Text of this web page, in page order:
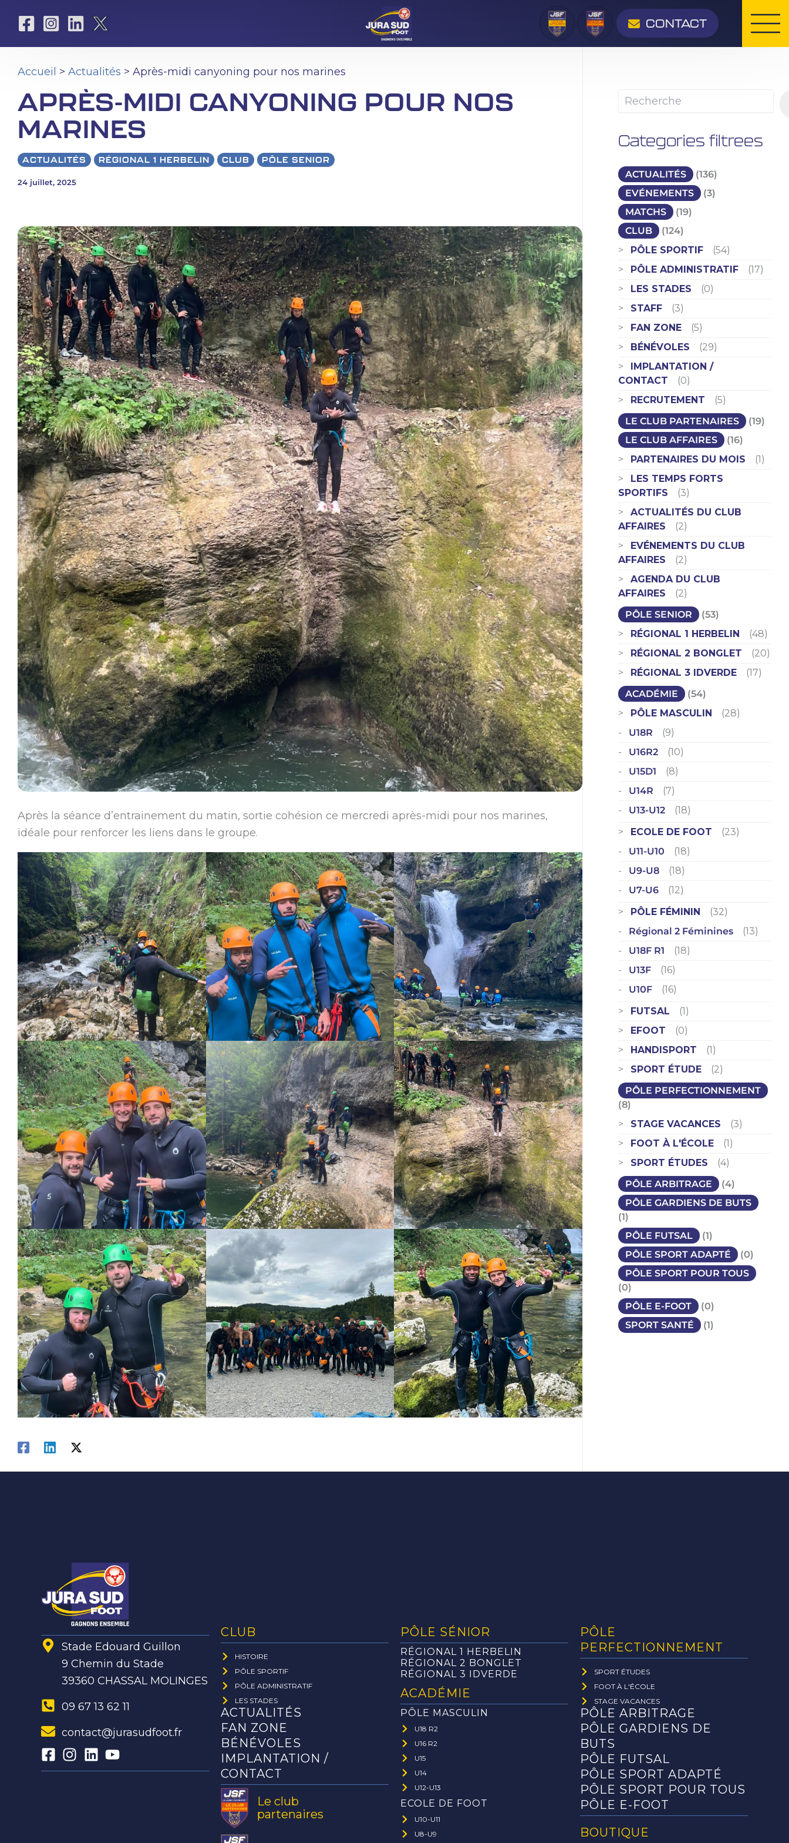
CONTACT
Accueil > Actualités > Après-midi canyoning pour nos marines
APRÈS-MIDI CANYONING POUR NOS
MARINES
ACTUALITÉS RÉGIONAL 1 HERBELIN CLUB PÔLE SENIOR
24 juillet, 2025
Après la séance d’entrainement du matin, sortie cohésion ce mercredi après-midi pour nos marines,
idéale pour renforcer les liens dans le groupe.
Categories filtrees
ACTUALITÉS
(136)
EVÉNEMENTS
(3)
MATCHS
(19)
CLUB
(124)
PÔLE SPORTIF
(54)
PÔLE ADMINISTRATIF
(17)
LES STADES
(0)
STAFF
(3)
FAN ZONE
(5)
BÉNÉVOLES
(29)
IMPLANTATION /
CONTACT
(0)
RECRUTEMENT
(5)
LE CLUB PARTENAIRES
(19)
LE CLUB AFFAIRES
(16)
PARTENAIRES DU MOIS
(1)
LES TEMPS FORTS
SPORTIFS
(3)
ACTUALITÉS DU CLUB
AFFAIRES
(2)
EVÉNEMENTS DU CLUB
AFFAIRES
(2)
AGENDA DU CLUB
AFFAIRES
(2)
PÔLE SENIOR
(53)
RÉGIONAL 1 HERBELIN
(48)
RÉGIONAL 2 BONGLET
(20)
RÉGIONAL 3 IDVERDE
(17)
ACADÉMIE
(54)
PÔLE MASCULIN
(28)
U18R
(9)
U16R2
(10)
U15D1
(8)
U14R
(7)
U13-U12
(18)
ECOLE DE FOOT
(23)
U11-U10
(18)
U9-U8
(18)
U7-U6
(12)
PÔLE FÉMININ
(32)
Régional 2 Féminines
(13)
U18F R1
(18)
U13F
(16)
U10F
(16)
FUTSAL
(1)
EFOOT
(0)
HANDISPORT
(1)
SPORT ÉTUDE
(2)
PÔLE PERFECTIONNEMENT
(8)
STAGE VACANCES
(3)
FOOT À L'ÉCOLE
(1)
SPORT ÉTUDES
(4)
PÔLE ARBITRAGE
(4)
PÔLE GARDIENS DE BUTS
(1)
PÔLE FUTSAL
(1)
PÔLE SPORT ADAPTÉ
(0)
PÔLE SPORT POUR TOUS
(0)
PÔLE E-FOOT
(0)
SPORT SANTÉ
(1)
Stade Edouard Guillon
9 Chemin du Stade
39360 CHASSAL MOLINGES
09 67 13 62 11
contact@jurasudfoot.fr
CLUB
HISTOIRE
PÔLE SPORTIF
PÔLE ADMINISTRATIF
LES STADES
ACTUALITÉS
FAN ZONE
BÉNÉVOLES
IMPLANTATION /
CONTACT
Le club
partenaires
PÔLE SÉNIOR
RÉGIONAL 1 HERBELIN
RÉGIONAL 2 BONGLET
RÉGIONAL 3 IDVERDE
ACADÉMIE
PÔLE MASCULIN
U18 R2
U16 R2
U15
U14
U12-U13
ECOLE DE FOOT
U10-U11
U8-U9
PÔLE
PERFECTIONNEMENT
SPORT ÉTUDES
FOOT À L'ÉCOLE
STAGE VACANCES
PÔLE ARBITRAGE
PÔLE GARDIENS DE
BUTS
PÔLE FUTSAL
PÔLE SPORT ADAPTÉ
PÔLE SPORT POUR TOUS
PÔLE E-FOOT
BOUTIQUE